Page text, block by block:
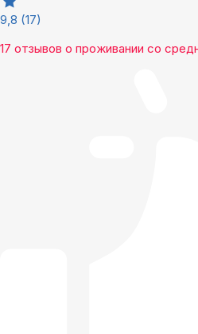
9,8 (17)
17 отзывов о проживании со